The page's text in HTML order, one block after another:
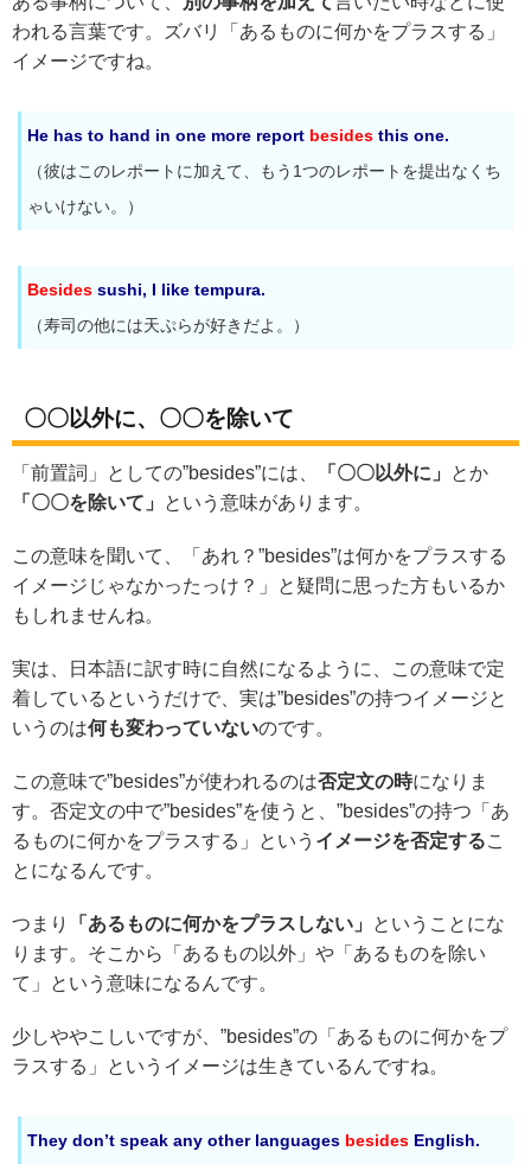
われる言葉です。ズバリ「あるものに何かをプラスする」
イメージですね。
He has to hand in one more report besides this one.
（彼はこのレポートに加えて、もう1つのレポートを提出なくち
ゃいけない。）
Besides sushi, I like tempura.
（寿司の他には天ぷらが好きだよ。）
〇〇以外に、〇〇を除いて
「前置詞」としての”besides”には、 「〇〇以外に」
とか
「〇〇を除いて」
という意味があります。
この意味を聞いて、「あれ？”besides”は何かをプラスする
イメージじゃなかったっけ？」と疑問に思った方もいるか
もしれませんね。
実は、日本語に訳す時に自然になるように、この意味で定
着しているというだけで、実は”besides”の持つイメージと
いうのは何も変わっていないのです。
この意味で”besides”が使われるのは否定文の時になりま
す。否定文の中で”besides”を使うと、”besides”の持つ「あ
るものに何かをプラスする」という イメージを否定するこ
とになるんです。
つまり 「あるものに何かをプラスしない」
ということにな
ります。そこから「あるもの以外」や「あるものを除い
て」という意味になるんです。
少しややこしいですが、”besides”の「あるものに何かをプ
ラスする」というイメージは生きているんですね。
They don’t speak any other languages besides English.